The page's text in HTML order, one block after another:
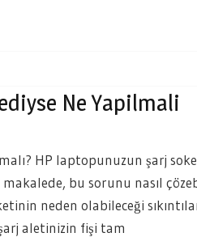
Ne Yapilmali
HP laptopunuzun şarj
bu sorunu nasıl
neden olabileceği
aletinizin fişi tam